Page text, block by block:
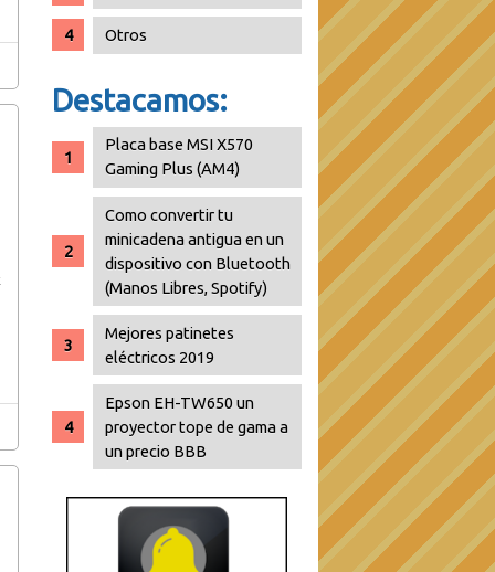
Otros
Destacamos:
Placa base MSI X570
Gaming Plus (AM4)
Como convertir tu
minicadena antigua en un
dispositivo con Bluetooth
(Manos Libres, Spotify)
Mejores patinetes
eléctricos 2019
Epson EH-TW650 un
proyector tope de gama a
un precio BBB